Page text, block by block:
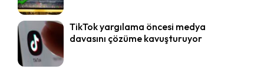
TikTok yargılama öncesi medya
davasını çözüme kavuşturuyor